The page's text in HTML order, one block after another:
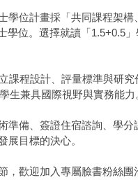
位計畫採「共同課程架
位。選擇就讀「1.5+0.5
程設計、評量標準與研
生兼具國際視野與實務能力
備、簽證住宿諮詢、學
目標的決心。
，歡迎加入專屬臉書粉絲團